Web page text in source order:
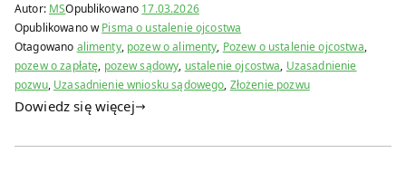
Autor: MSOpublikowano 17.03.2026
Opublikowano wPisma o ustalenie ojcostwa
Otagowano alimenty, pozew o alimenty, Pozew o ustalenie ojcostwa,
pozew o zapłatę, pozew sądowy, ustalenie ojcostwa, Uzasadnienie
pozwu, Uzasadnienie wniosku sądowego, Złożenie pozwu
Dowiedz się więcej